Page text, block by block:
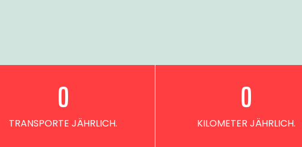
TRANSPORTE JÄHRLICH.
0
KILOMETER JÄHRLICH.
0